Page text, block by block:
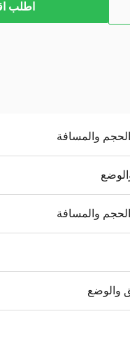
اطلب
والمسافة
والمسافة
والوضع